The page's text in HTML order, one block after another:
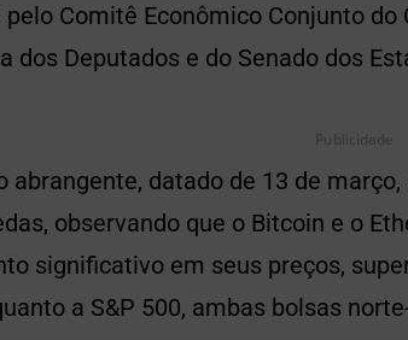
pelo Comitê Econômico Conjunto
dos Deputados e do Senado dos
Publicidade
abrangente, datado de 13 de
observando que o Bitcoin e o
significativo em seus preços,
a S&P 500, ambas bolsas